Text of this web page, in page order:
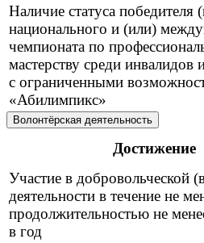
Наличие статуса победителя
национального и (или)
чемпионата по
мастерству среди инвалидов
с ограниченными
«Абилимпикс»
Волонтёрская деятельность
Достижение
Участие в добровольческой
деятельности в течение не
продолжительностью не
в год